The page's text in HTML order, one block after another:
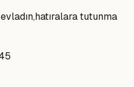
tutunma